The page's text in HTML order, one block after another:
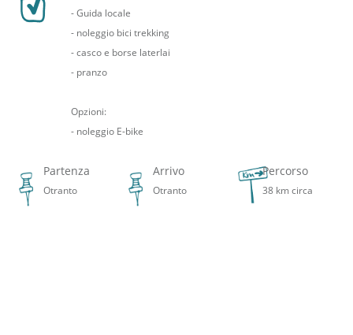
- Guida locale
- noleggio bici trekking
- casco e borse laterlai
- pranzo
Opzioni:
- noleggio E-bike
Partenza
Otranto
Arrivo
Otranto
Percorso
38 km circa